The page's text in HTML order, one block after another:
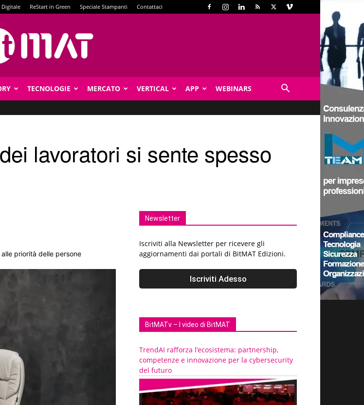
Digitale ReStart in Green Speciale Stampanti Contattaci
TECNOLOGIE MERCATO VERTICAL APP WEBINARS
lavoratori si sente spesso
priorità delle persone
Newsletter
Iscriviti alla Newsletter per ricevere gli
aggiornamenti dai portali di BitMAT Edizioni.
BitMATv – I video di BitMAT
TrendAI rafforza l’ecosistema: partnership,
competenze e innovazione per la cybersecurity
del futuro